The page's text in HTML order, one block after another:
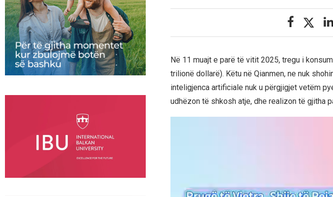
Në 11 muajt e parë të vitit 2025, tregu i
trilionë dollarë). Këtu në Qianmen, ne nuk
inteligjenca artificiale nuk u përgjigjet vetëm
udhëzon të shkosh atje, dhe realizon të gjitha